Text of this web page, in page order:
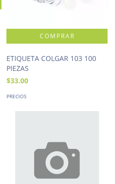
ETIQUETA COLGAR 103 100
PIEZAS
$33.00
PRECIOS